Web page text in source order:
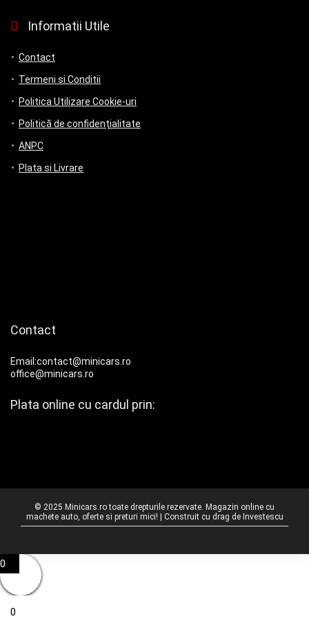
Informatii Utile
Contact
Termeni si Conditii
Politica Utilizare Cookie-uri
Politică de confidențialitate
ANPC
Plata si Livrare
Contact
Email:contact@minicars.ro
office@minicars.ro
Plata online cu cardul prin:
© 2025 Minicars.ro toate drepturile rezervate. Magazin online cu
machete auto, oferte si preturi mici! | Construit cu drag de Investescu
0
0